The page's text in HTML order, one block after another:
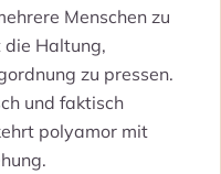
Menschen zu
die Haltung,
zu pressen.
und faktisch
polyamor mit